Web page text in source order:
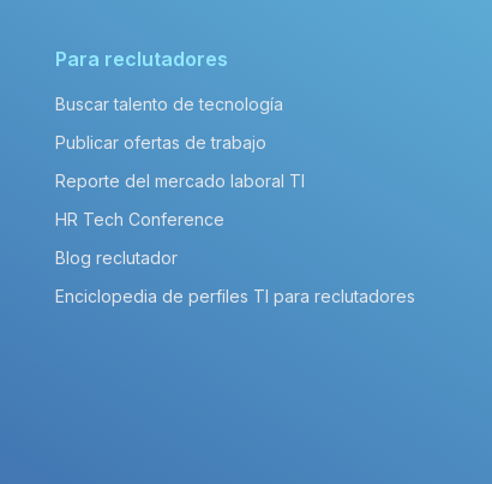
Para reclutadores
Buscar talento de tecnología
Publicar ofertas de trabajo
Reporte del mercado laboral TI
HR Tech Conference
Blog reclutador
Enciclopedia de perfiles TI para reclutadores